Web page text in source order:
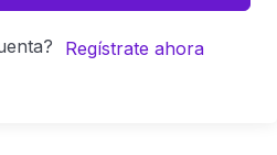
Regístrate ahora